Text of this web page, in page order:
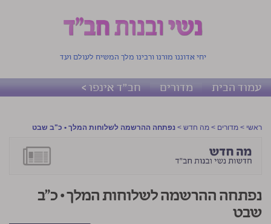
יחי אדוננו מורנו ורבינו מלך המשיח לעולם ועד
עמוד הבית מדורים חב"ד אינפו >
ראשי > מדורים > מה חדש > נפתחה ההרשמה לשלוחות המלך • כ"ב שבט
נפתחה ההרשמה לשלוחות המלך • כ"ב
שבט